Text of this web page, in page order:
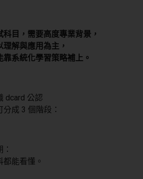
目，需要高度專業背景，
解與應用為主，
系統化學習策略補上。
dcard 公認
成 3 個階段：
能看懂。